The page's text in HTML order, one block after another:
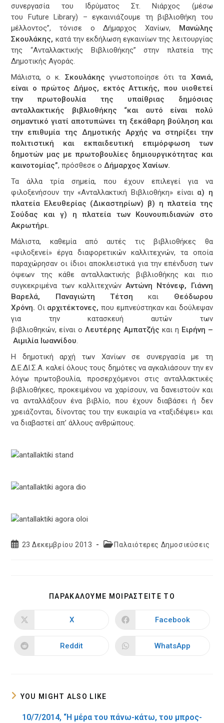
συνεργασία του Ιδρύματος Στ. Νιάρχος (μέσω
του Future Library) – εγκαινιάζουμε τη βιβλιοθήκη του
μέλλοντος”, τόνισε ο Δήμαρχος Χανίων, Μανώλης
Σκουλάκης, κατά την εκδήλωση εγκαινίων της λειτουργίας
της “Ανταλλακτικής Βιβλιοθήκης” στην πλατεία της
Δημοτικής Αγοράς.
Μάλιστα, ο κ. Σκουλάκηςγνωστοποίησε ότι τα Χανιά,
είναι ο πρώτος Δήμος, εκτός Αττικής, που υιοθετεί
την πρωτοβουλία της υπαίθριας δημόσιας
ανταλλακτικής βιβλιοθήκης “και αυτό είναι πολύ
σημαντικό γιατί αποτυπώνει τη ξεκάθαρη βούληση και
την επιθυμία της Δημοτικής Αρχής να στηρίξει την
πολιτιστική και εκπαιδευτική επιμόρφωση των
δημοτών μας με πρωτοβουλίες δημιουργικότητας και
καινοτομίας”, πρόσθεσε οΔήμαρχος Χανίων.
Τα άλλα τρία σημεία, που έχουν επιλεγεί για να
φιλοξενήσουν την «Ανταλλακτική Βιβλιοθήκη» είναι α) η
πλατεία Ελευθερίας (Δικαστηρίων) β) η πλατεία της
Σούδας και γ) η πλατεία των Κουνουπιδιανών στο
Ακρωτήρι.
Μάλιστα, καθεμία από αυτές τις βιβλιοθήκες θα
«φιλοξενεί» έργα διαφορετικών καλλιτεχνών, τα οποία
παραχώρησαν οι ίδιοι αποκλειστικά για την επένδυση των
όψεων της κάθε ανταλλακτικής βιβλιοθήκης και πιο
συγκεκριμένα των καλλιτεχνώνΑντώνη Ντόνεφ, Γιάννη
Βαρελά, Παναγιώτη Τέτσηκαι Θεόδωρου
Χρόνη. Οι αρχιτέκτονες, που εμπνεύστηκαν και δούλεψαν
για την κατασκευή αυτών των
βιβλιοθηκών, είναι oΛευτέρης Αμπατζής και η Ειρήνη –
Αιμιλία Ιωαννίδου.
Η δημοτική αρχή των Χανίων σε συνεργασία με τη
Δ.Ε.ΔΙ.Σ.Α. καλεί όλους τους δημότες να αγκαλιάσουν την εν
λόγω πρωτοβουλία, προσερχόμενοι στις ανταλλακτικές
βιβλιοθήκες, προκειμένου να χαρίσουν, να δανειστούν και
να ανταλλάξουν ένα βιβλίο, που έχουν διαβάσει ή δεν
χρειάζονται, δίνοντας του την ευκαιρία να «ταξιδέψει» και
να διαβαστεί απ’ άλλους ανθρώπους.
Post23 Δεκεμβρίου 2013
PostΠαλαιότερες Δημοσιεύσεις
ΠΑΡΑΚΑΛΟΥΜΕ ΜΟΙΡΑΣΤΕΙΤΕ ΤΟ
CONTENT
Opens
new
window
X
Opens
new
window
Facebook
Opens
Reddit
Opens
WhatsApp
YOU MIGHT ALSO LIKE
10/7/2014, “Η μέρα του πάνω-κάτω, του μπρος-